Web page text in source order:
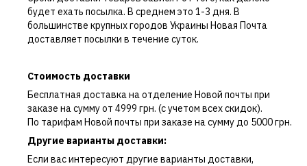
будет ехать посылка. В среднем это 1-3 дня. В
большинстве крупных городов Украины Новая Почта
доставляет посылки в течение суток.
Стоимость доставки
Бесплатная доставка на отделение Новой почты при
заказе на сумму от 4999 грн. (с учетом всех скидок).
По тарифам Новой почты при заказе на сумму до 5000 грн.
Другие варианты доставки:
Если вас интересуют другие варианты доставки,